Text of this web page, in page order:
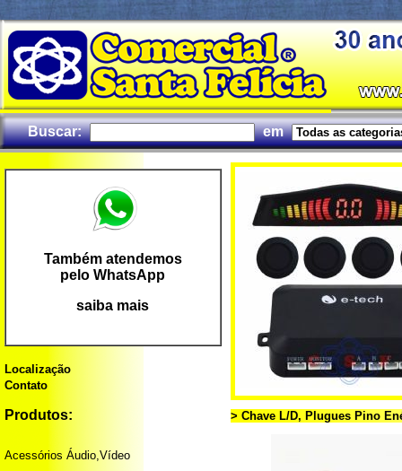
Buscar: em
Também atendemos
pelo WhatsApp
saiba mais
Localização
Contato
Produtos:
Acessórios Áudio,Vídeo
> Chave L/D, Plugues Pino